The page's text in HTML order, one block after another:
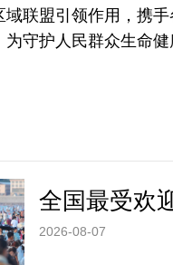
域联盟引领作用，携
为守护人民群众生命
全国最受欢
2026-08-07